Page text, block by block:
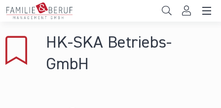
Direkt zum Inhalt
Gemeinden
HK-SKA Betriebs-
GmbH